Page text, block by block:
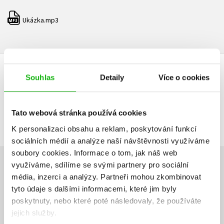
Souhlas Detaily Více o cookies
Tato webová stránka používá cookies
K personalizaci obsahu a reklam, poskytování funkcí
sociálních médií a analýze naší návštěvnosti využíváme
soubory cookies. Informace o tom, jak náš web
využíváme, sdílíme se svými partnery pro sociální
média, inzerci a analýzy. Partneři mohou zkombinovat
tyto údaje s dalšími informacemi, které jim byly
poskytnuty, nebo které poté následovaly, že používáte
jejich služby.
MP3 Ukázka.mp3
AUDIO
HODNOCENÍ ČTENÁŘŮ
V současné době nejsou vytvořena žádná uživatelská hodnocení.